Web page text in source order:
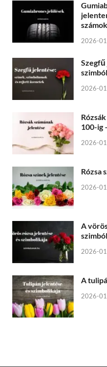
2026-
2026-
100-ig
2026-
Rózsa
2026-
A
2026-
A
2026-